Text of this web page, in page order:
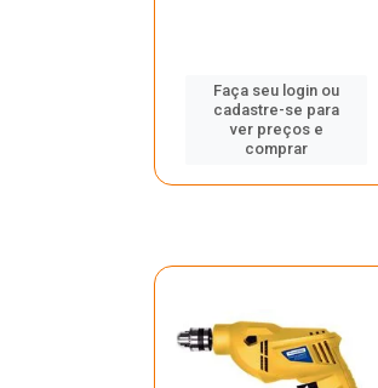
Faça seu login ou
cadastre-se para
ver preços e
comprar